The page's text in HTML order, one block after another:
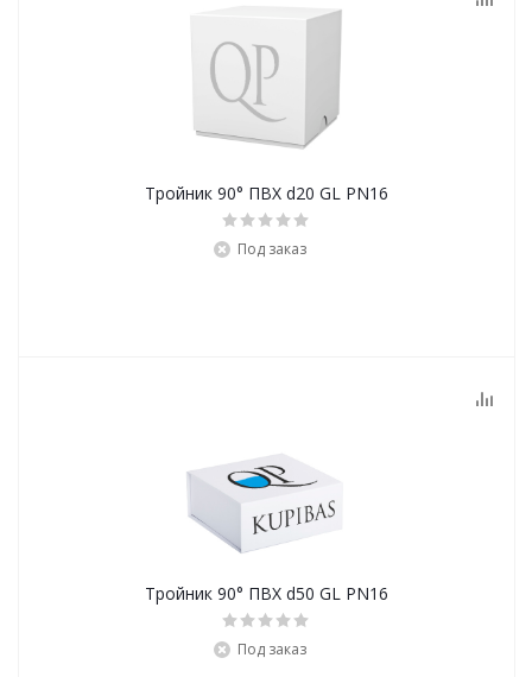
Тройник 90° ПВХ d20 GL PN16
Под заказ
Тройник 90° ПВХ d50 GL PN16
Под заказ